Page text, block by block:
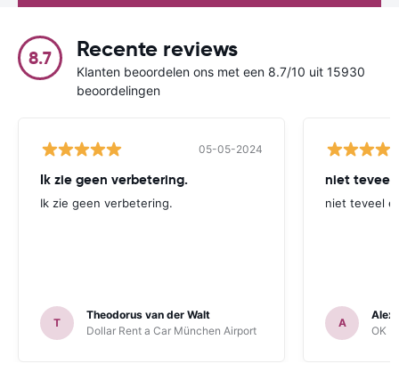
8.7 Recente reviews
Klanten beoordelen ons met een 8.7/10 uit 15930
beoordelingen
05-05-2024
Ik zie geen verbetering.
Ik zie geen verbetering.
T
Theodorus van der Walt
Dollar Rent a Car München Airport
niet teveel
niet teveel
A
OK